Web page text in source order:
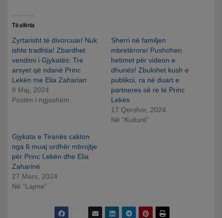
Të afërta
Zyrtarisht të divorcuar/ Nuk
ishte tradhtia! Zbardhet
vendimi i Gjykatës: Tre
arsyet që ndanë Princ
Lekën me Elia Zaharian
8 Maj, 2024
Postim i ngjashëm
Sherri në familjen
mbretërore/ Pushohen
hetimet për videon e
dhunës! Zbulohet kush e
publikoi, ra në duart e
partneres së re të Princ
Lekës
17 Qershor, 2024
Në “Kulturë”
Gjykata e Tiranës cakton
nga 6 muaj urdhër mbrojtje
për Princ Lekën dhe Elia
Zaharinë
27 Mars, 2024
Në “Lajme”